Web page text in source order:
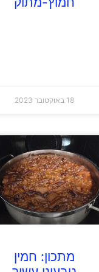
18 באוקטובר 2023
מתכון: חמין